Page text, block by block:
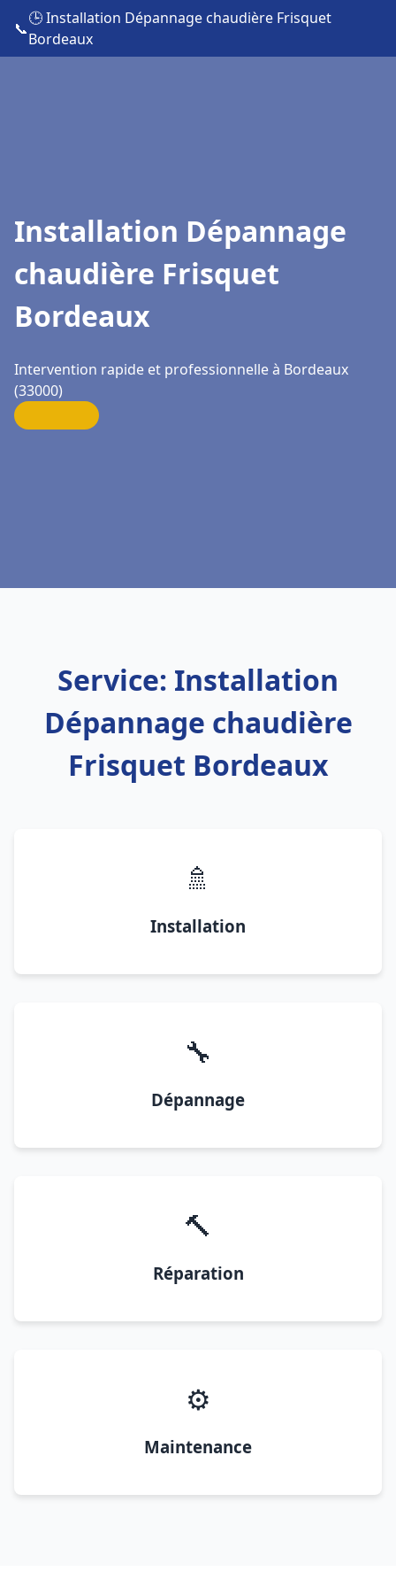
📞
🕒 Installation Dépannage chaudière Frisquet
Bordeaux
Installation Dépannage
chaudière Frisquet
Bordeaux
Intervention rapide et professionnelle à Bordeaux
(33000)
Service: Installation
Dépannage chaudière
Frisquet Bordeaux
🚿
Installation
🔧
Dépannage
🔨
Réparation
⚙️
Maintenance